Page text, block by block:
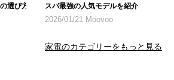
選び方
スパ最強の人気モデルを紹介
2026/01/21 Moovoo
家電のカテゴリーをもっと見る